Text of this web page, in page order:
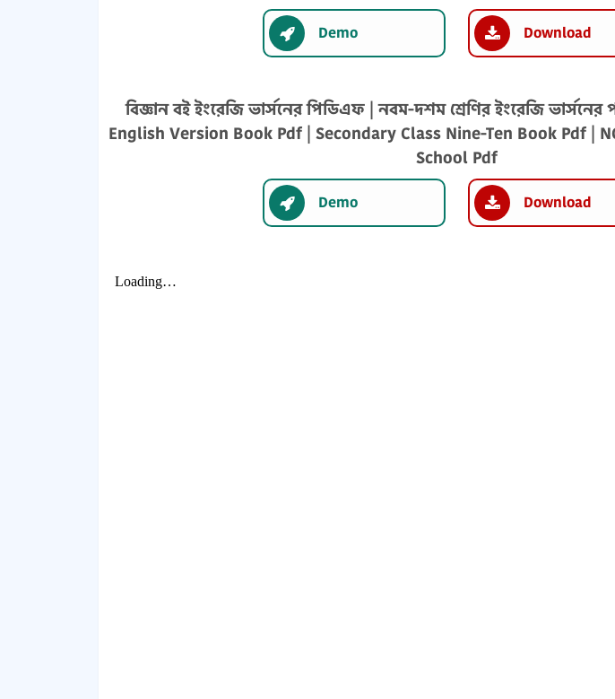
Demo Download
বিজ্ঞান বই ইংরেজি ভার্সনের পিডিএফ | নবম-দশম শ্রেণির ইংরেজি
English Version Book Pdf | Secondary Class Nine-Ten Book Pdf |
School Pdf
Demo Download